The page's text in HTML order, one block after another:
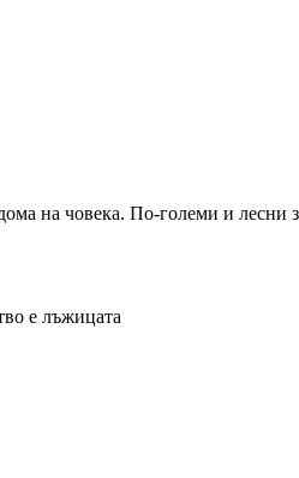
на човека. По-големи и лесни
е лъжицата